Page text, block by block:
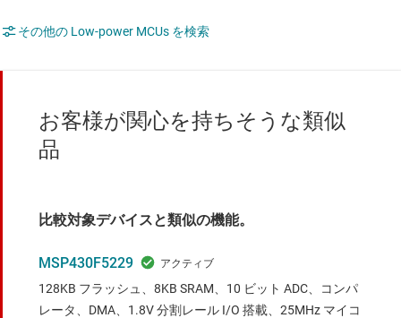
その他の Low-power MCUs を検索
お客様が関心を持ちそうな類似
品
比較対象デバイスと類似の機能。
MSP430F5229
128KB フラッシュ、8KB SRAM、10 ビット ADC、コンパ
レータ、DMA、1.8V 分割レール I/O 搭載、25MHz マイコ